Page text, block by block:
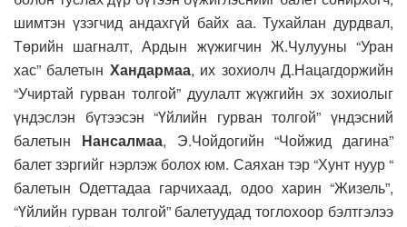
шимтэн үзэгчид андахгүй байх аа. Тухайлан дурдвал,
Төрийн шагналт, Ардын жүжигчин Ж.Чулууны “Уран
хас” балетын Хандармаа, их зохиолч Д.Нацагдоржийн
“Учиртай гурван толгой” дуулалт жүжгийн эх зохиолыг
үндэслэн бүтээсэн “Үйлийн гурван толгой” үндэсний
балетын Нансалмаа, Э.Чойдогийн “Чойжид дагина”
балет зэргийг нэрлэж болох юм. Саяхан тэр “Хунт нуур “
балетын Одеттадаа гарчихаад, одоо харин “Жизель”,
“Үйлийн гурван толгой” балетуудад тоглохоор бэлтгэлээ